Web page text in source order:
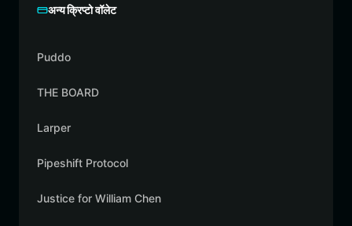
अन्य क्रिप्टो वॉलेट
Puddo
THE BOARD
Larper
Pipeshift Protocol
Justice for William Chen